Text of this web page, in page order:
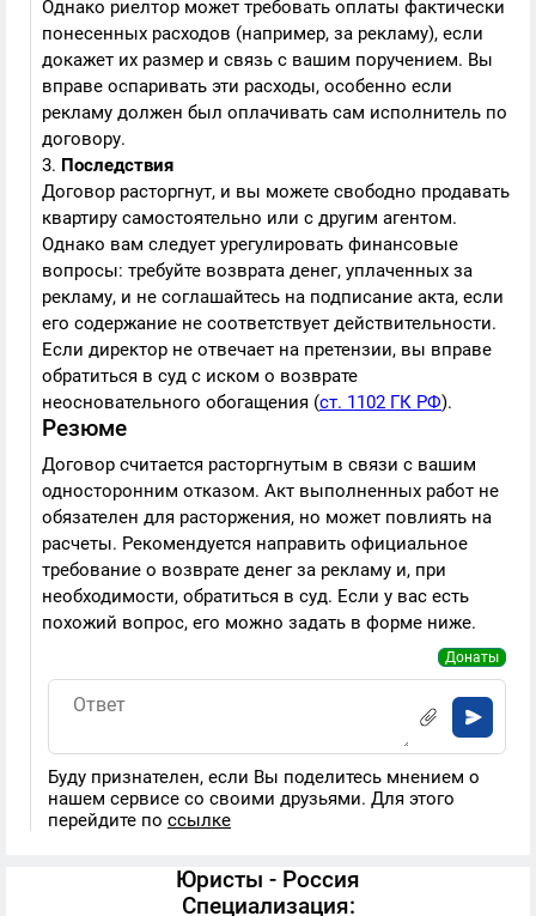
Однако риелтор может требовать оплаты фактически
понесенных расходов (например, за рекламу), если
докажет их размер и связь с вашим поручением. Вы
вправе оспаривать эти расходы, особенно если
рекламу должен был оплачивать сам исполнитель по
договору.
3. Последствия
Договор расторгнут, и вы можете свободно продавать
квартиру самостоятельно или с другим агентом.
Однако вам следует урегулировать финансовые
вопросы: требуйте возврата денег, уплаченных за
рекламу, и не соглашайтесь на подписание акта, если
его содержание не соответствует действительности.
Если директор не отвечает на претензии, вы вправе
обратиться в суд с иском о возврате
неосновательного обогащения (ст. 1102 ГК РФ).
Резюме
Договор считается расторгнутым в связи с вашим
односторонним отказом. Акт выполненных работ не
обязателен для расторжения, но может повлиять на
расчеты. Рекомендуется направить официальное
требование о возврате денег за рекламу и, при
необходимости, обратиться в суд. Если у вас есть
похожий вопрос, его можно задать в форме ниже.
Донаты
Буду признателен, если Вы поделитесь мнением о
нашем сервисе со своими друзьями. Для этого
перейдите по ссылке
Юристы - Россия
Специализация: